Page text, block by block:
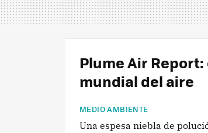
Plume Air
mundial del aire
MEDIO AMBIENTE
Una espesa niebla de